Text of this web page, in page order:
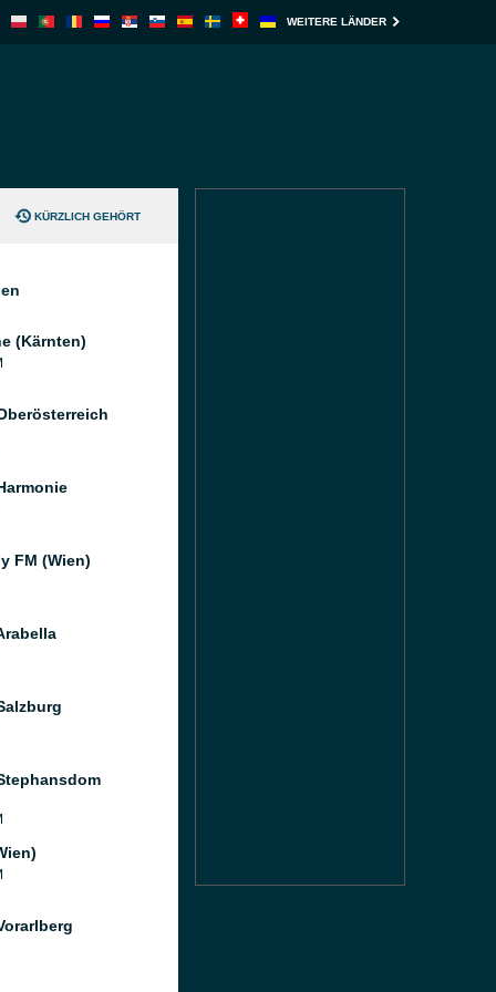
WEITERE LÄNDER
KÜRZLICH GEHÖRT
(Kärnten)
FM (Wien)